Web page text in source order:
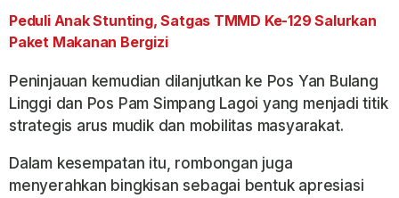
Peduli Anak Stunting, Satgas TMMD Ke-129 Salurkan
Paket Makanan Bergizi
Peninjauan kemudian dilanjutkan ke Pos Yan Bulang
Linggi dan Pos Pam Simpang Lagoi yang menjadi titik
strategis arus mudik dan mobilitas masyarakat.
Dalam kesempatan itu, rombongan juga
menyerahkan bingkisan sebagai bentuk apresiasi